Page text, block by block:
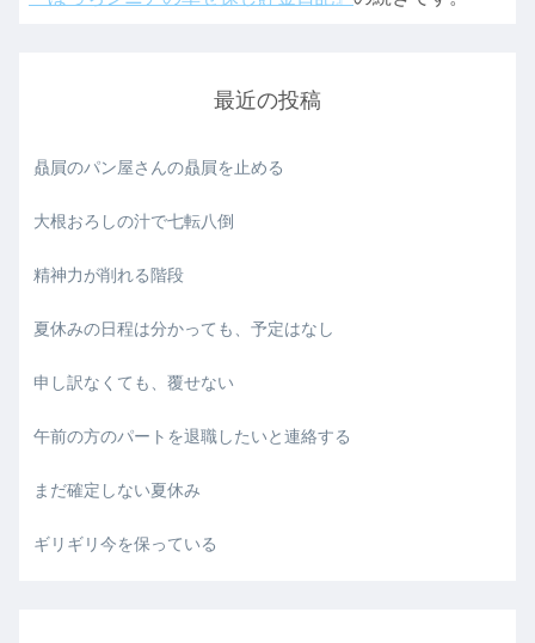
最近の投稿
贔屓のパン屋さんの贔屓を止める
大根おろしの汁で七転八倒
精神力が削れる階段
夏休みの日程は分かっても、予定はなし
申し訳なくても、覆せない
午前の方のパートを退職したいと連絡する
まだ確定しない夏休み
ギリギリ今を保っている